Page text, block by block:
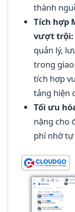
thành
Tích hợp
vượt trội:
quản lý,
trong giao
tích hợp
tảng hiện
Tối ưu
nặng cho
phí nhờ tự